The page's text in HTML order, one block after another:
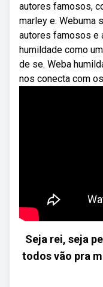
autores famosos,
marley e. Webuma
autores famosos e
humildade como
de se. Weba
nos conecta com
Seja rei, seja
todos vão pra